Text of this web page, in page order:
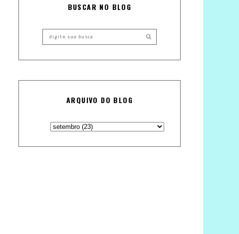
BUSCAR NO BLOG
ARQUIVO DO BLOG